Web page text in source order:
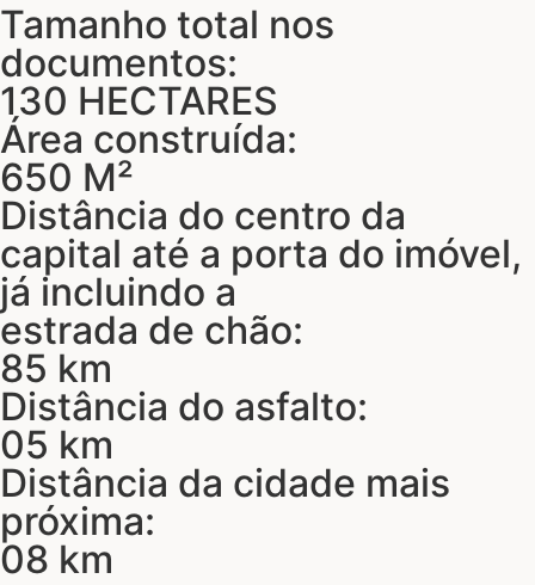
Tamanho total nos
documentos:
130 HECTARES
Área construída:
650 M²
Distância do centro da
capital até a porta do imóvel,
já incluindo a
estrada de chão:
85 km
Distância do asfalto:
05 km
Distância da cidade mais
próxima:
08 km